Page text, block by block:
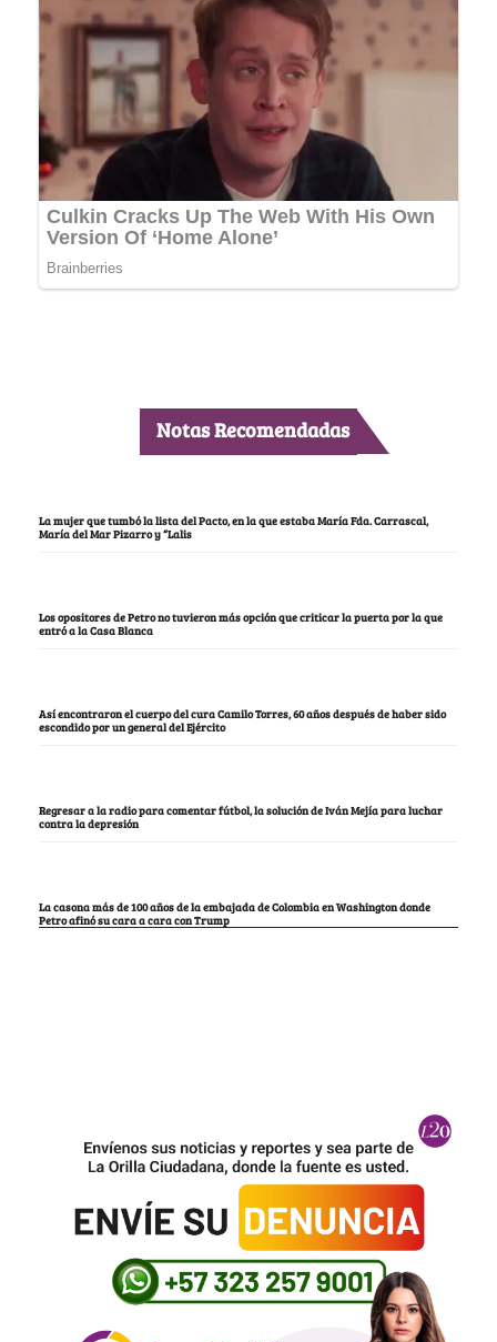
Notas Recomendadas
La mujer que tumbó la lista del Pacto, en la que estaba María Fda. Carrascal,
María del Mar Pizarro y “Lalis
Los opositores de Petro no tuvieron más opción que criticar la puerta por la que
entró a la Casa Blanca
Así encontraron el cuerpo del cura Camilo Torres, 60 años después de haber sido
escondido por un general del Ejército
Regresar a la radio para comentar fútbol, la solución de Iván Mejía para luchar
contra la depresión
La casona más de 100 años de la embajada de Colombia en Washington donde
Petro afinó su cara a cara con Trump